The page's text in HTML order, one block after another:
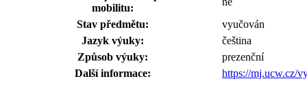
mobilitu:
Stav předmětu:
vyučován
Jazyk výuky:
čeština
Způsob výuky:
prezenční
Další informace:
https://mj.ucw.cz/